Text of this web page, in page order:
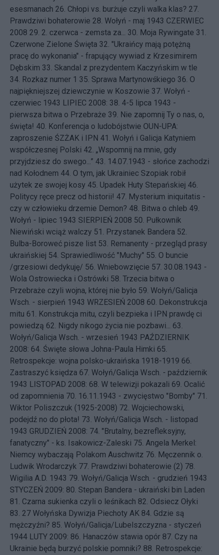
esesmanach 26. Chłopi vs. burżuje czyli walka klas? 27.
Prawdziwi bohaterowie 28. Wołyń - maj 1943 CZERWIEC
2008 29. 2. czerwca - zemsta za... 30. Moja Rywingate 31.
Czerwone Zielone Święta 32. "Ukraińcy mają potężną
pracę do wykonania" - frapujący wywiad z Krzesimirem
Dębskim 33. Skandal z prezydentem Kaczyńskim w tle
34. Rozkaz numer 1 35. Sprawa Martynowśkiego 36. O
najpiękniejszej dziewczynie w Koszowie 37. Wołyń -
czerwiec 1943 LIPIEC 2008: 38. 4-5 lipca 1943 -
pierwsza bitwa o Przebraże 39. Nie zapomnij Ty o nas, o,
święta! 40. Konferencja o ludobójstwie OUN-UPA:
zaproszenie ŚZŻAK i IPN 41. Wołyń i Galicja Katyniem
współczesnej Polski 42. „Wspomnij na mnie, gdy
przyjdziesz do swego...” 43. 14.07.1943 - słońce zachodzi
nad Kołodnem 44. O tym, jak Ukrainiec Szopiak robił
użytek ze swojej kosy 45. Upadek Huty Stepańskiej 46.
Politycy ręce precz od historii! 47. Mysterium iniquitatis -
czy w człowieku drzemie Demon? 48. Bitwa o chleb 49.
Wołyń - lipiec 1943 SIERPIEŃ 2008 50. Pułkownik
Niewiński wciąż walczy 51. Przystanek Bandera 52.
Bulba-Boroweć pisze list 53. Remanenty - przegląd prasy
ukraińskiej 54. Sprawiedliwość "Muchy" 55. O buncie
/grzesiowi dedykuję/ 56. Wniebowzięcie 57. 30.08.1943 -
Wola Ostrowiecka i Ostrówki 58. Trzecia bitwa o
Przebraże czyli wojna, której nie było 59. Wołyń/Galicja
Wsch. - sierpień 1943 WRZESIEŃ 2008 60. Dekonstrukcja
mitu 61. Konstrukcja mitu, czyli bezpieka i IPN prawdę ci
powiedzą 62. Nigdy nikogo życia nie pozbawi... 63.
Wołyń/Galicja Wsch. - wrzesień 1943 PAŹDZIERNIK
2008: 64. Święte słowa Johna-Paula Himki 65.
Retrospekcje: wojna polsko-ukraińska 1918-1919 66.
Zastraszyć księdza 67. Wołyń/Galicja Wsch. - październik
1943 LISTOPAD 2008: 68. W telewizji pokazali 69. Ocalić
od zapomnienia 70. 16.11.1943 - zwycięstwo "Bomby" 71.
Wiktor Poliszczuk (1925-2008) 72. Wojciechowski,
podejdź no do płota! 73. Wołyń/Galicja Wsch. - listopad
1943 GRUDZIEŃ 2008: 74. "Brutalny, bezrefleksyjny,
fanatyczny" - ks. Isakowicz-Zaleski 75. Angela Merkel:
Niemcy wybaczają Polakom Auschwitz 76. Męczennik o.
Ludwik Wrodarczyk 77. Prawdziwi bohaterowie (2) 78.
Wigilia A.D. 1943 79. Wołyń/Galicja Wsch. - grudzień 1943
STYCZEŃ 2009: 80. Stepan Bandera - ukraiński bin Laden
81. Czarna sukienka czyli o leśnikach 82. Odsiecz Ołyki
83. 27 Wołyńska Dywizja Piechoty AK 84. Gdzie są
mężczyźni? 85. Wołyń/Galicja/Lubelszczyzna - styczeń
1944 LUTY 2009: 86. Hanaczów stawia opór 87. Czy na
Ukrainie będą burzyć polskie pomniki? 88. Retrospekcje: